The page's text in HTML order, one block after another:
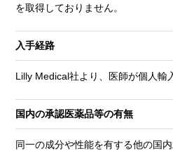
を取得しておりません。
入手経路
Lilly Medical社より、医師が個人輸
国内の承認医薬品等の有無
同一の成分や性能を有する他の国